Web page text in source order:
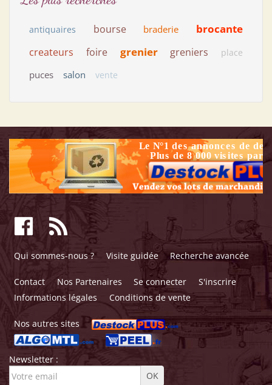
antiquaires bourse braderie brocante
createurs foire grenier greniers place
puces salon vente
Qui sommes-nous ? Visite guidée Recherche avancée
Contact Nos Partenaires Se connecter
S'inscrire
Informations légales
Conditions de vente
Nos autres sites
Newsletter :